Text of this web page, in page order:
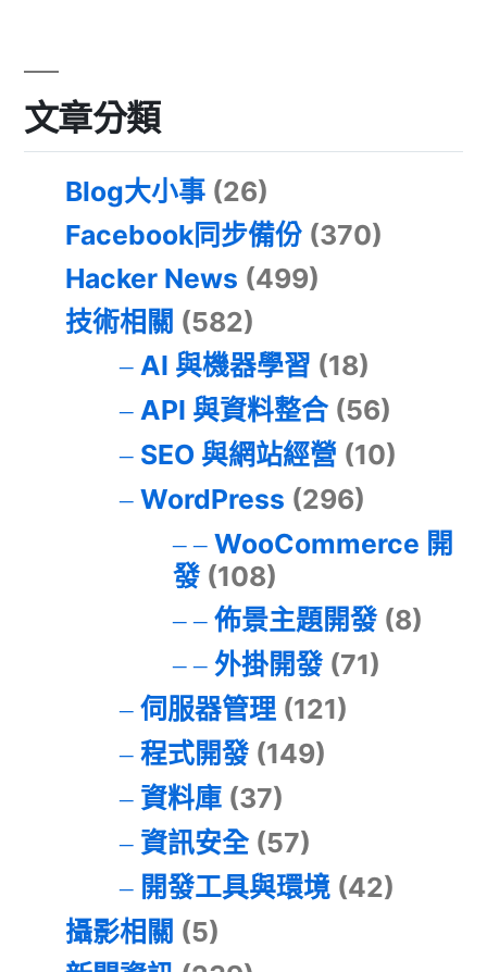
文章分類
Blog大小事 (26)
Facebook同步備份 (370)
Hacker News (499)
技術相關 (582)
AI 與機器學習 (18)
API 與資料整合(56)
SEO 與網站經營 (10)
WordPress (296)
WooCommerce 開
發(108)
佈景主題開發(8)
外掛開發(71)
伺服器管理(121)
程式開發(149)
資料庫(37)
資訊安全(57)
開發工具與環境(42)
攝影相關 (5)